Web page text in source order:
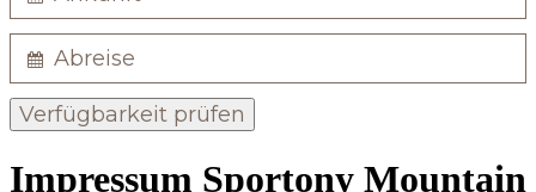
Verfügbarkeit prüfen
Impressum Sportony Mountain